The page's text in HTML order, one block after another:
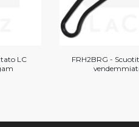
LC
FRH2BRG -